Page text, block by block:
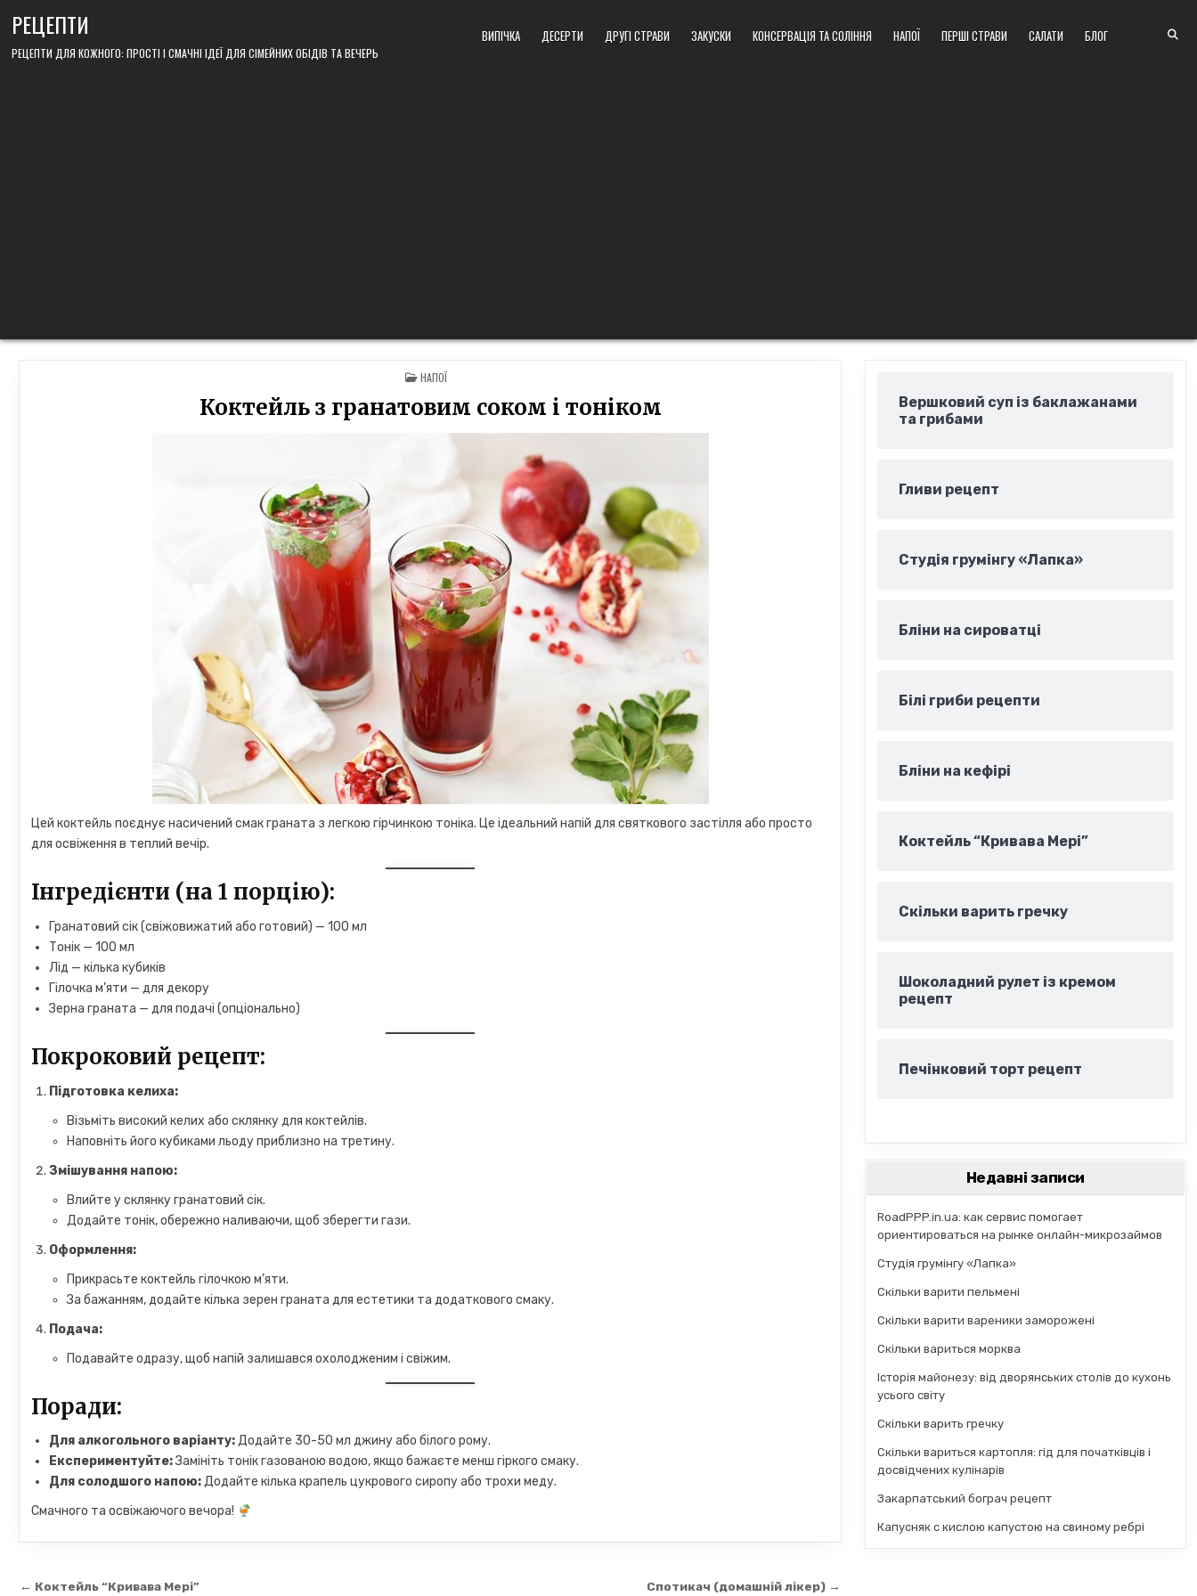
РЕЦЕПТИ
РЕЦЕПТИ ДЛЯ КОЖНОГО: ПРОСТІ І СМАЧНІ ІДЕЇ ДЛЯ СІМЕЙНИХ ОБІДІВ ТА ВЕЧЕРЬ
ВИПІЧКА ДЕСЕРТИ ДРУГІ СТРАВИ ЗАКУСКИ КОНСЕРВАЦІЯ ТА СОЛІННЯ НАПОЇ ПЕРШІ СТРАВИ САЛАТИ БЛОГ
POSTED
IN
НАПОЇ
Коктейль з гранатовим соком і тоніком
Цей коктейль поєднує насичений смак граната з легкою гірчинкою тоніка. Це ідеальний напій для святкового застілля або просто
для освіження в теплий вечір.
Інгредієнти (на 1 порцію):
Гранатовий сік (свіжовижатий або готовий) — 100 мл
Тонік — 100 мл
Лід — кілька кубиків
Гілочка м’яти — для декору
Зерна граната — для подачі (опціонально)
Покроковий рецепт:
Підготовка келиха:
Візьміть високий келих або склянку для коктейлів.
Наповніть його кубиками льоду приблизно на третину.
Змішування напою:
Влийте у склянку гранатовий сік.
Додайте тонік, обережно наливаючи, щоб зберегти гази.
Оформлення:
Прикрасьте коктейль гілочкою м’яти.
За бажанням, додайте кілька зерен граната для естетики та додаткового смаку.
Подача:
Подавайте одразу, щоб напій залишався охолодженим і свіжим.
Поради:
Для алкогольного варіанту:Додайте 30-50 мл джину або білого рому.
Експериментуйте:Замініть тонік газованою водою, якщо бажаєте менш гіркого смаку.
Для солодшого напою:Додайте кілька крапель цукрового сиропу або трохи меду.
Смачного та освіжаючого вечора!
Навігація Спотикач (домашній лікер) →
← Коктейль “Кривава Мері”
Вершковий суп із баклажанами
та грибами
Гливи рецепт
Студія грумінгу «Лапка»
Бліни на сироватці
Білі гриби рецепти
Бліни на кефірі
Коктейль “Кривава Мері”
Скільки варить гречку
Шоколадний рулет із кремом
рецепт
Печінковий торт рецепт
Недавні записи
RoadPPP.in.ua: как сервис помогает
ориентироваться на рынке онлайн-микрозаймов
Студія грумінгу «Лапка»
Скільки варити пельмені
Скільки варити вареники заморожені
Скільки вариться морква
Історія майонезу: від дворянських столів до кухонь
усього світу
Скільки варить гречку
Скільки вариться картопля: гід для початківців і
досвідчених кулінарів
Закарпатський бограч рецепт
Капусняк с кислою капустою на свиному ребрі